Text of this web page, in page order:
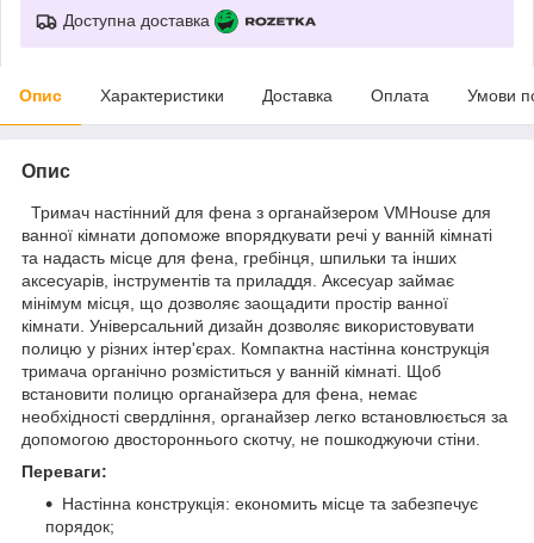
Доступна доставка
Опис Характеристики Доставка Оплата Умови
Опис
Тримач настінний для фена з органайзером VMHouse для
ванної кімнати допоможе впорядкувати речі у ванній кімнаті
та надасть місце для фена, гребінця, шпильки та інших
аксесуарів, інструментів та приладдя. Аксесуар займає
мінімум місця, що дозволяє заощадити простір ванної
кімнати. Універсальний дизайн дозволяє використовувати
полицю у різних інтер'єрах. Компактна настінна конструкція
тримача органічно розміститься у ванній кімнаті. Щоб
встановити полицю органайзера для фена, немає
необхідності свердління, органайзер легко встановлюється за
допомогою двостороннього скотчу, не пошкоджуючи стіни.
Переваги:
Настінна конструкція: економить місце та забезпечує
порядок;